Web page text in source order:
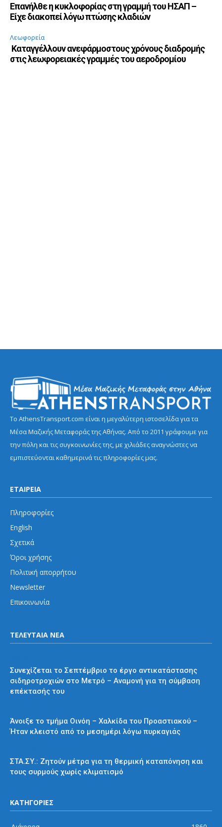
Επανήλθε η κυκλοφορίας στη γραμμή του ΗΣΑΠ –
Είχε διακοπεί λόγω πτώσης κλαδιών
Λεωφορεία
Καταγγέλλουν ανεφάρμοστους χρόνους διαδρομής
στις λεωφορειακές γραμμές του αεροδρομίου
Το AthensTransport.com είναι η μεγαλύτερη ιστοσελίδα για τα
Μέσα Μαζικής Μεταφοράς της Αθήνας. Από το 2011 γράφουμε για
την πόλη και τις συγκοινωνίες της, με χιλιάδες αναγνώστες να
εμπιστεύονται καθημερινά τις πληροφορίες μας.
ΕΤΑΙΡΕΙΑ
Πληροφορίες
English
Σχετικά
Όροι χρήσης
Πολιτική απορρήτου
Newsletter
Επικοινωνία
ΤΕΛΕΥΤΑΙΑ ΝΕΑ
Συνεχίζεται το Σεπτέμβριο το έργο αντικατάστασης
σιδηροτροχιών στο Μετρό – Αναμονή για τη σύμβαση
επέκτασής του
Άνοιξε το τμήμα Οινόη – Χαλκίδα του Προαστιακού –
Ήταν κλειστό από το μεσημέρι λόγω πυρκαγιάς
ΣΤΑ.ΣΥ.: Ζητούν μέτρα για τη θερμική καταπόνηση και
τους συρμούς χωρίς κλιματισμό
ΚΑΤΗΓΟΡΙΕΣ